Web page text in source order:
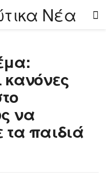
κανόνες
να
τα παιδιά